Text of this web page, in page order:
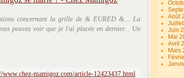
concernant la grille de & EURED &... La
pouvez voir que je l'ai placée en dernier... Un
www.chez-mamigoz.com/article-12423437.html
Août
Juin
Mai
Avril
Mars